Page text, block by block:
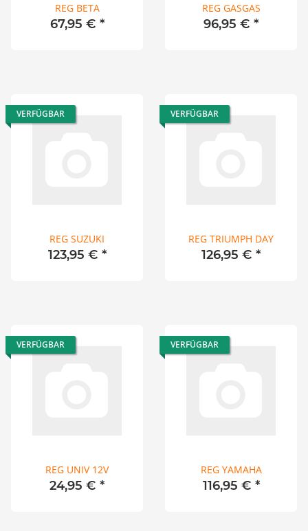
REG BETA
67,95 € *
REG GASGAS
96,95 € *
VERFÜGBAR
REG SUZUKI
123,95 € *
VERFÜGBAR
REG TRIUMPH DAY
126,95 € *
VERFÜGBAR
REG UNIV 12V
24,95 € *
VERFÜGBAR
REG YAMAHA
116,95 € *